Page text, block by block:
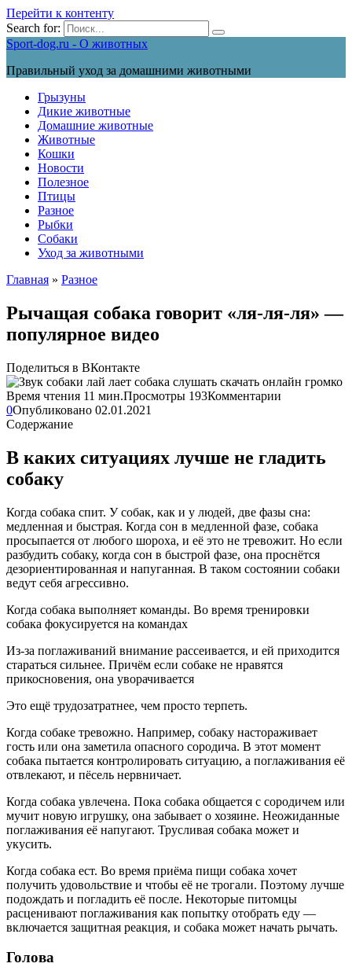
Перейти к контенту
Search for:
Sport-dog.ru - О животных
Правильный уход за домашними животными
Грызуны
Дикие животные
Домашние животные
Животные
Кошки
Новости
Полезное
Птицы
Разное
Рыбки
Собаки
Уход за животными
Главная » Разное
Рычащая собака говорит «ля-ля-ля» —
популярное видео
Поделиться в ВКонтакте
Время чтения 11 мин.Просмотры 193Комментарии
0Опубликовано 02.01.2021
Содержание
В каких ситуациях лучше не гладить
собаку
Когда собака спит. У собак, как и у людей, две фазы сна:
медленная и быстрая. Когда сон в медленной фазе, собака
просыпается от любого шороха, и её это не тревожит. Но если
разбудить собаку, когда сон в быстрой фазе, она проснётся
дезориентированная и напуганная. В таком состоянии собаки
ведут себя агрессивно.
Когда собака выполняет команды. Во время тренировки
собака фокусируется на командах
Из-за поглаживаний внимание рассеивается, и ей приходится
стараться сильнее. Причём если собаке не нравятся
прикосновения, она уворачивается
Это ещё трудозатратнее, чем просто терпеть.
Когда собаке тревожно. Например, собаку настораживает
гость или она заметила опасного сородича. В этот момент
собака пытается контролировать ситуацию, а поглаживания её
отвлекают, и пёсель нервничает.
Когда собака увлечена. Пока собака общается с сородичем или
мучит новую игрушку, она забывает о хозяине. Неожиданные
поглаживания её напугают. Трусливая собака может и
укусить.
Когда собака ест. Во время приёма пищи собака хочет
получить удовольствие и чтобы её не трогали. Поэтому лучше
подождать и погладить её после. Некоторые питомцы
расценивают поглаживания как попытку отобрать еду —
включается защитная реакция, и собака может начать рычать.
Голова